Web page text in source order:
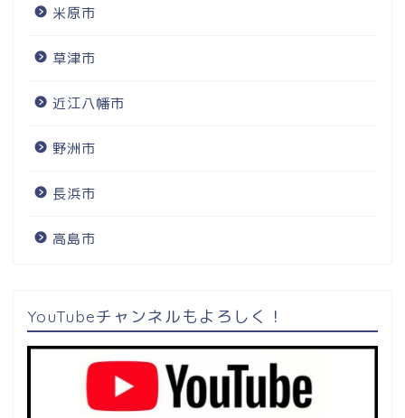
米原市
草津市
近江八幡市
野洲市
長浜市
高島市
YouTubeチャンネルもよろしく！